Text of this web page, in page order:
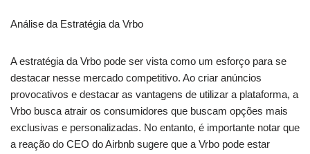
Análise da Estratégia da Vrbo
A estratégia da Vrbo pode ser vista como um esforço para se
destacar nesse mercado competitivo. Ao criar anúncios
provocativos e destacar as vantagens de utilizar a plataforma, a
Vrbo busca atrair os consumidores que buscam opções mais
exclusivas e personalizadas. No entanto, é importante notar que
a reação do CEO do Airbnb sugere que a Vrbo pode estar